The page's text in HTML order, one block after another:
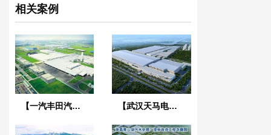
相关案例
【一汽丰田汽车】弹簧减震器合同 【武汉天马电子新型显示产业中心】废水系统橡胶接头合同